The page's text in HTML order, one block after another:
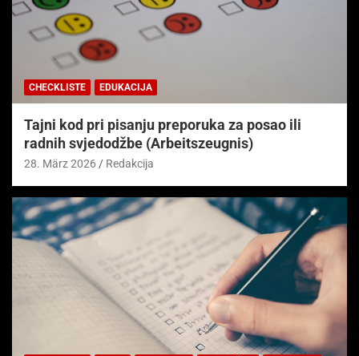
CHECKLISTE EDUKACIJA
Tajni kod pri pisanju preporuka za posao ili
radnih svjedodžbe (Arbeitszeugnis)
28. März 2026 Redakcija